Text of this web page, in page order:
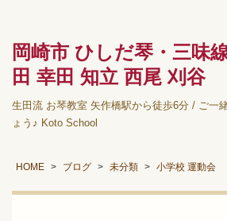
岡崎市 ひしだ琴・三味
田 幸田 知立 西尾 刈谷
生田流 お琴教室 矢作橋駅から徒歩6分 / ご一
ょう♪ Koto School
HOME ブログ 未分類 小学校 運動会